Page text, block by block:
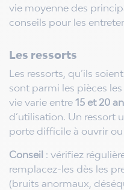
vie moyenne des
conseils pour les
Les ressorts
Les ressorts, qu’ils
sont parmi les pièces
vie varie entre 15 et 20
d’utilisation. Un ressort
porte difficile à ouvrir
Conseil : vérifiez
remplacez-les dès les
(bruits anormaux,